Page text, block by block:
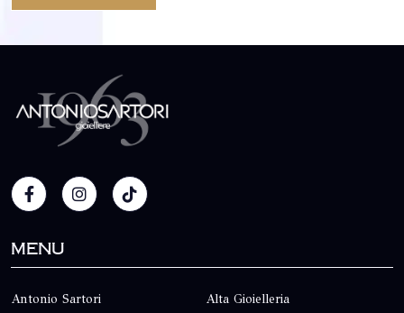
Menu
Antonio Sartori Alta Gioielleria